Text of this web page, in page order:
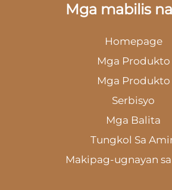
Mga mabilis
Homepage
Mga Produkto
Mga Produkto
Serbisyo
Mga Balita
Tungkol Sa
Makipag-ugnayan